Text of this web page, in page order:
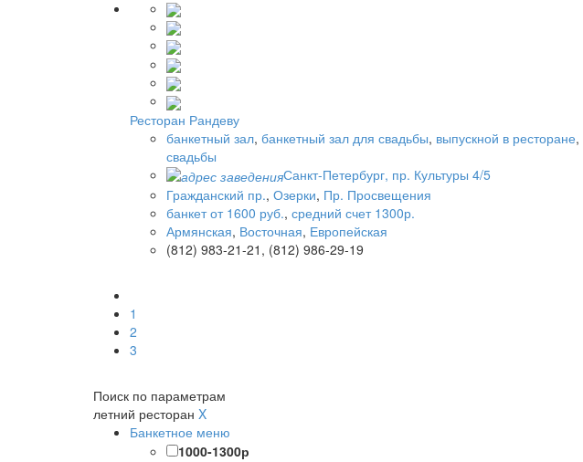
Ресторан Рандеву
банкетный зал, банкетный зал для свадьбы, выпускной в ресторане,
свадьбы
Санкт-Петербург, пр. Культуры 4/5
Гражданский пр., Озерки, Пр. Просвещения
банкет от 1600 руб., средний счет 1300р.
Армянская, Восточная, Европейская
(812) 983-21-21, (812) 986-29-19
1
2
3
Поиск по параметрам
летний ресторан X
Банкетное меню
1000-1300р